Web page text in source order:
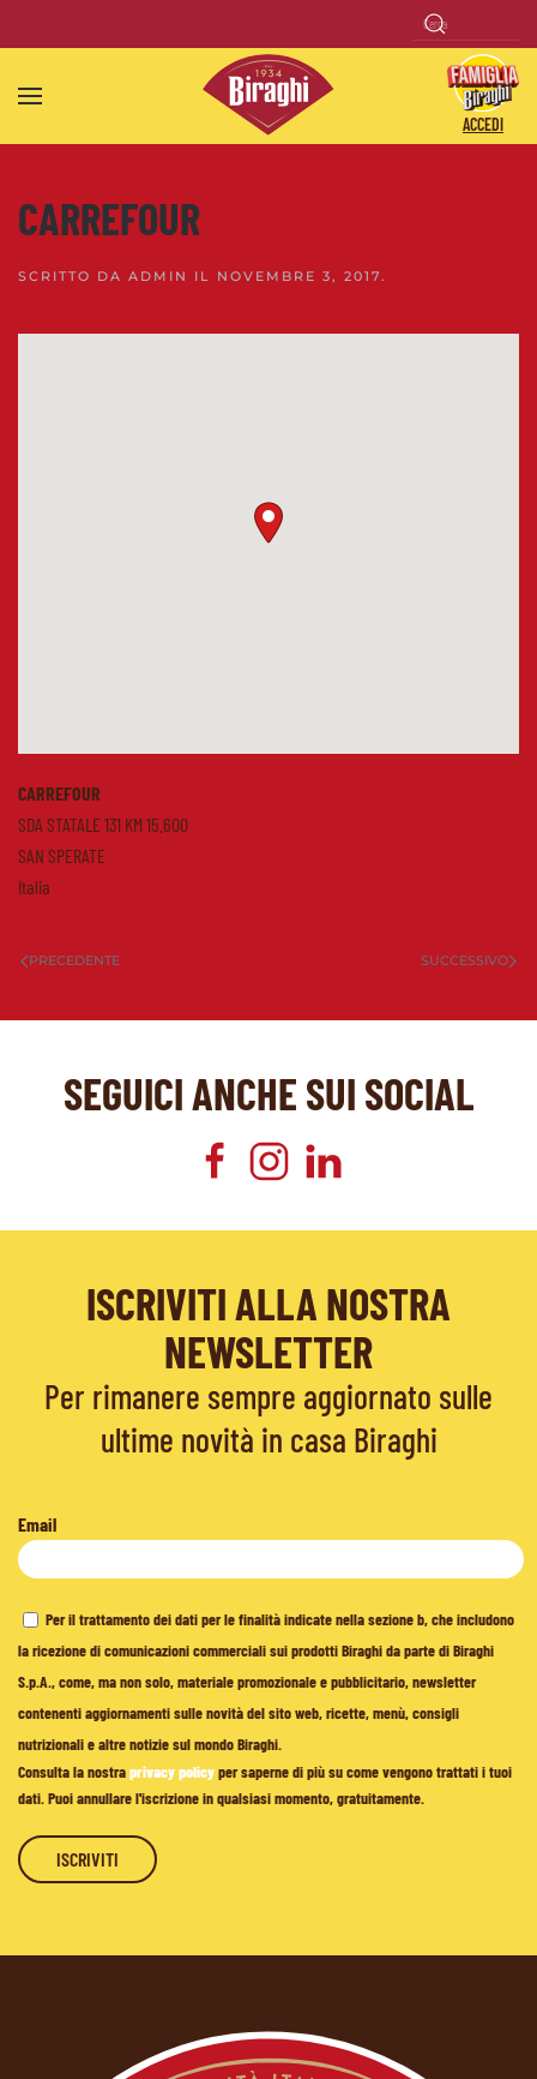
Skip to main content
ACCEDI
CARREFOUR
SCRITTO DA ADMIN IL NOVEMBRE 3, 2017.
CARREFOUR
SDA STATALE 131 KM 15.600
SAN SPERATE
Italia
PRECEDENTE SUCCESSIVO
SEGUICI ANCHE SUI SOCIAL
ISCRIVITI ALLA NOSTRA
NEWSLETTER
Per rimanere sempre aggiornato sulle
ultime novità in casa Biraghi
Email
Per il trattamento dei dati per le finalità indicate nella sezione b, che includono
la ricezione di comunicazioni commerciali sui prodotti Biraghi da parte di Biraghi
S.p.A., come, ma non solo, materiale promozionale e pubblicitario, newsletter
contenenti aggiornamenti sulle novità del sito web, ricette, menù, consigli
nutrizionali e altre notizie sul mondo Biraghi.
Consulta la nostraprivacy policyper saperne di più su come vengono trattati i tuoi
dati. Puoi annullare l'iscrizione in qualsiasi momento, gratuitamente.